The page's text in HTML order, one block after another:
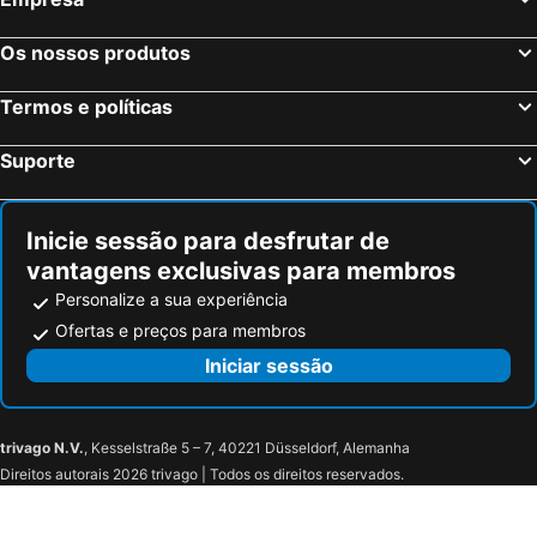
Hilton Garden Inn Roslyn
Hyatt Place Flushing/LGA Airport
Best Western Premier Plainview-Long Island Hotel
Hyatt Place Garden City
The Parc Hotel
The Garden City Hotel
Red Roof PLUS+ Long Island - Garden City
Inn At Jericho
Courtyard Westbury Long Island
East Norwich Inn
Extended Stay America Suites - New York City - LaGuardia Airport
Comfort Inn Syosset-Long Island
Marco LaGuardia Hotel & Suites
Os nossos produtos
Termos e políticas
Suporte
Inicie sessão para desfrutar de
vantagens exclusivas para membros
Personalize a sua experiência
Ofertas e preços para membros
Iniciar sessão
trivago N.V., Kesselstraße 5 – 7, 40221 Düsseldorf, Alemanha
Direitos autorais 2026 trivago | Todos os direitos reservados.